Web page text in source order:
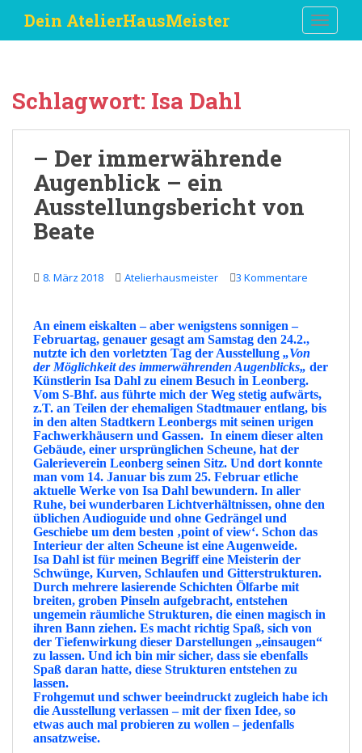
i
Dein AtelierHausMeister
Schlagwort: Isa Dahl
– Der immerwährende
Augenblick – ein
Ausstellungsbericht von
Beate
8. März 2018 Atelierhausmeister 3 Kommentare
An einem eiskalten – aber wenigstens sonnigen –
Februartag, genauer gesagt am Samstag den 24.2.,
nutzte ich den vorletzten Tag der Ausstellung „Von
der Möglichkeit des immerwährenden Augenblicks„ der
Künstlerin Isa Dahl zu einem Besuch in Leonberg.
Vom S-Bhf. aus führte mich der Weg stetig aufwärts,
z.T. an Teilen der ehemaligen Stadtmauer entlang, bis
in den alten Stadtkern Leonbergs mit seinen urigen
Fachwerkhäusern und Gassen. In einem dieser alten
Gebäude, einer ursprünglichen Scheune, hat der
Galerieverein Leonberg seinen Sitz. Und dort konnte
man vom 14. Januar bis zum 25. Februar etliche
aktuelle Werke von Isa Dahl bewundern. In aller
Ruhe, bei wunderbaren Lichtverhältnissen, ohne den
üblichen Audioguide und ohne Gedrängel und
Geschiebe um dem besten ‚point of view‘. Schon das
Interieur der alten Scheune ist eine Augenweide.
Isa Dahl ist für meinen Begriff eine Meisterin der
Schwünge, Kurven, Schlaufen und Gitterstrukturen.
Durch mehrere lasierende Schichten Ölfarbe mit
breiten, groben Pinseln aufgebracht, entstehen
ungemein räumliche Strukturen, die einen magisch in
ihren Bann ziehen. Es macht richtig Spaß, sich von
der Tiefenwirkung dieser Darstellungen „einsaugen“
zu lassen. Und ich bin mir sicher, dass sie ebenfalls
Spaß daran hatte, diese Strukturen entstehen zu
lassen.
Frohgemut und schwer beeindruckt zugleich habe ich
die Ausstellung verlassen – mit der fixen Idee, so
etwas auch mal probieren zu wollen – jedenfalls
ansatzweise.